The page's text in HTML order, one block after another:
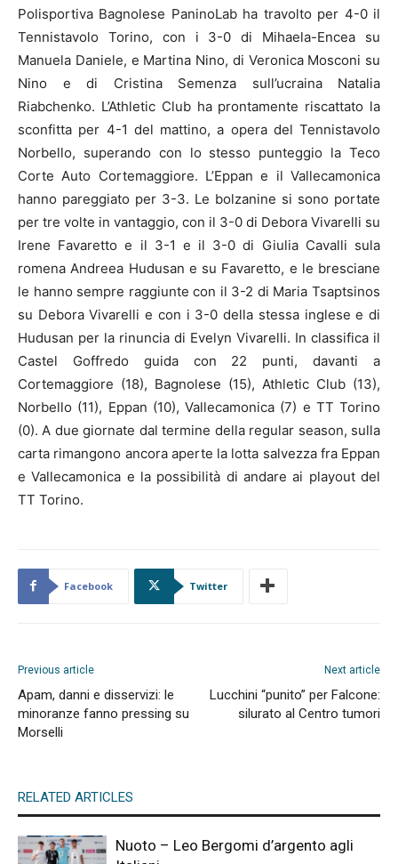
Polisportiva Bagnolese PaninoLab ha travolto per 4-0 il
Tennistavolo Torino, con i 3-0 di Mihaela-Encea su
Manuela Daniele, e Martina Nino, di Veronica Mosconi su
Nino e di Cristina Semenza sull’ucraina Natalia
Riabchenko. L’Athletic Club ha prontamente riscattato la
sconfitta per 4-1 del mattino, a opera del Tennistavolo
Norbello, superando con lo stesso punteggio la Teco
Corte Auto Cortemaggiore. L’Eppan e il Vallecamonica
hanno pareggiato per 3-3. Le bolzanine si sono portate
per tre volte in vantaggio, con il 3-0 di Debora Vivarelli su
Irene Favaretto e il 3-1 e il 3-0 di Giulia Cavalli sula
romena Andreea Hudusan e su Favaretto, e le bresciane
le hanno sempre raggiunte con il 3-2 di Maria Tsaptsinos
su Debora Vivarelli e con i 3-0 della stessa inglese e di
Hudusan per la rinuncia di Evelyn Vivarelli. In classifica il
Castel Goffredo guida con 22 punti, davanti a
Cortemaggiore (18), Bagnolese (15), Athletic Club (13),
Norbello (11), Eppan (10), Vallecamonica (7) e TT Torino
(0). A due giornate dal termine della regular season, sulla
carta rimangono ancora aperte la lotta salvezza fra Eppan
e Vallecamonica e la possibilità di andare ai playout del
TT Torino.
Facebook Twitter
Previous article
Apam, danni e disservizi: le
minoranze fanno pressing su
Morselli
Next article
Lucchini “punito” per Falcone:
silurato al Centro tumori
RELATED ARTICLES
Nuoto – Leo Bergomi d’argento agli